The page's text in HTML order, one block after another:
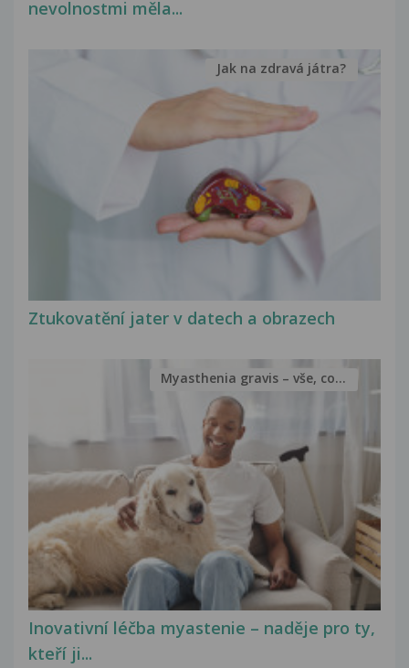
nevolnostmi měla...
Ztukovatění jater v datech a obrazech
Jak na zdravá játra?
Inovativní léčba myastenie – naděje pro ty,
kteří ji...
Myasthenia gravis – vše, co...